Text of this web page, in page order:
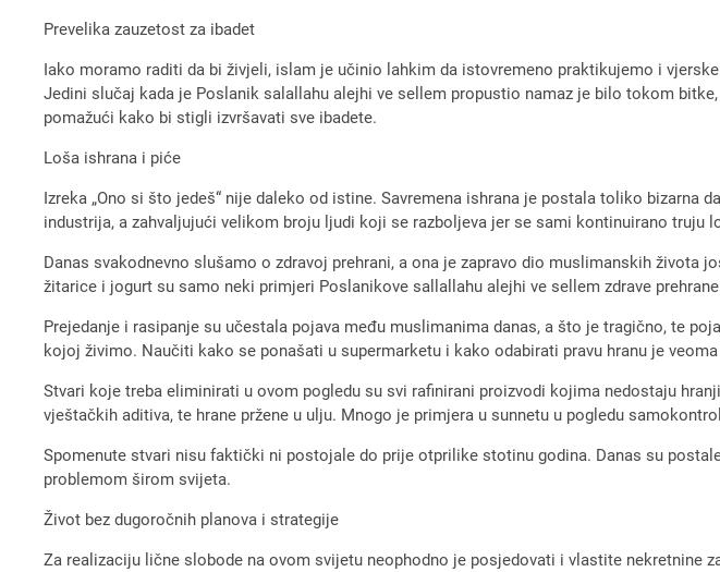
Prevelika zauzetost za ibadet
Iako moramo raditi da bi živjeli, islam je učinio lahkim da istovremeno praktikujemo i
Jedini slučaj kada je Poslanik salallahu alejhi ve sellem propustio namaz je bilo tokom
pomažući kako bi stigli izvršavati sve ibadete.
Loša ishrana i piće
Izreka „Ono si što jedeš“ nije daleko od istine. Savremena ishrana je postala toliko
industrija, a zahvaljujući velikom broju ljudi koji se razboljeva jer se sami kontinuirano truju
Danas svakodnevno slušamo o zdravoj prehrani, a ona je zapravo dio muslimanskih
žitarice i jogurt su samo neki primjeri Poslanikove sallallahu alejhi ve sellem zdrave
Prejedanje i rasipanje su učestala pojava među muslimanima danas, a što je tragično, te
kojoj živimo. Naučiti kako se ponašati u supermarketu i kako odabirati pravu hranu je
Stvari koje treba eliminirati u ovom pogledu su svi rafinirani proizvodi kojima nedostaju
vještačkih aditiva, te hrane pržene u ulju. Mnogo je primjera u sunnetu u pogledu
Spomenute stvari nisu faktički ni postojale do prije otprilike stotinu godina. Danas su
problemom širom svijeta.
Život bez dugoročnih planova i strategije
Za realizaciju lične slobode na ovom svijetu neophodno je posjedovati i vlastite nekretnine